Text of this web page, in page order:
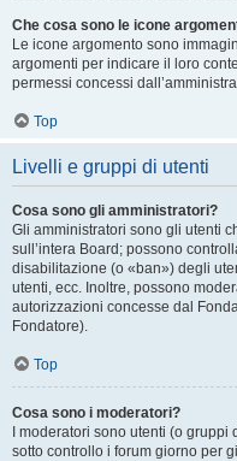
Che cosa sono le icone
Le icone argomento sono
argomenti per indicare il loro
permessi concessi
Top
Livelli e gruppi di utenti
Cosa sono gli amministratori?
Gli amministratori sono gli utenti
sull’intera Board; possono
disabilitazione (o «ban») degli
utenti, ecc. Inoltre, possono
autorizzazioni concesse dal
Fondatore).
Top
Cosa sono i moderatori?
I moderatori sono utenti (o
sotto controllo i forum giorno per